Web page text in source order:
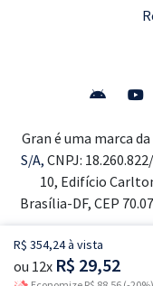
R$ 354,24 à vista
ou 12x R$ 29,52
Gran é uma marca
S/A, CNPJ:
10, Edifício
Brasília-DF, CEP